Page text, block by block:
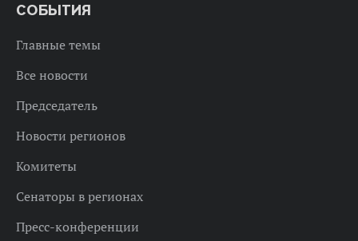
СОБЫТИЯ
Главные темы
Все новости
Председатель
Новости регионов
Комитеты
Сенаторы в регионах
Пресс-конференции